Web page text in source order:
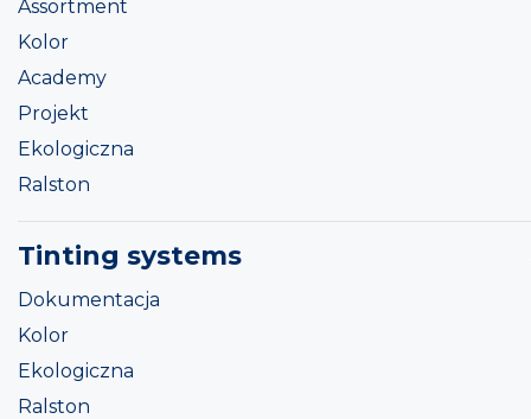
Assortment
Kolor
Academy
Projekt
Ekologiczna
Ralston
Tinting systems
Dokumentacja
Kolor
Ekologiczna
Ralston